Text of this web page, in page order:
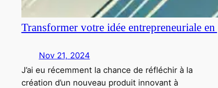
Transformer votre idée entrepreneuriale
Nov 21, 2024
J’ai eu récemment la chance de réfléchir à la
création d’un nouveau produit innovant à